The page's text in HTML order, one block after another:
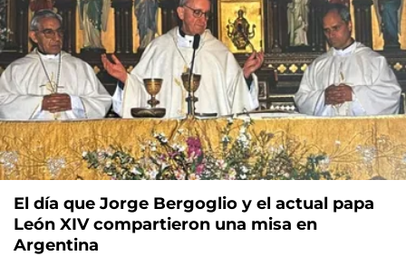
El día que Jorge Bergoglio y el actual papa
León XIV compartieron una misa en
Argentina